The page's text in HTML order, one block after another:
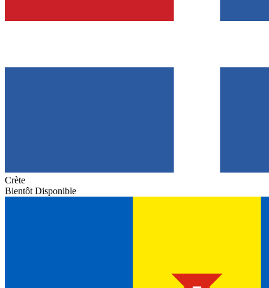
Crète
Bientôt Disponible